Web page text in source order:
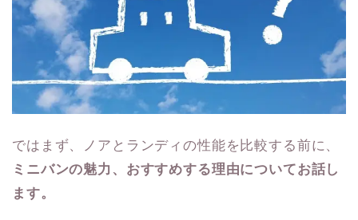
ではまず、ノアとランディの性能を比較する前に、
ミニバンの魅力、おすすめする理由についてお話し
ます。